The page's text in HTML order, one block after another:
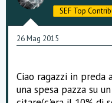
SEF Top
26 Mag 2015
Ciao ragazzi in preda
una spesa pazza su